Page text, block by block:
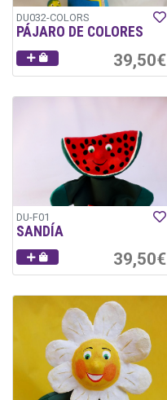
DU032-COLORS
PÁJARO DE COLORES
39,50€
DU-F01
SANDÍA
39,50€